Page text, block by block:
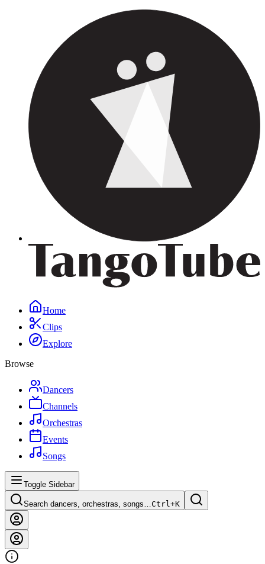
Home
Clips
Explore
Browse
Dancers
Channels
Orchestras
Events
Songs
Toggle Sidebar
Search dancers, orchestras, songs…Ctrl+K